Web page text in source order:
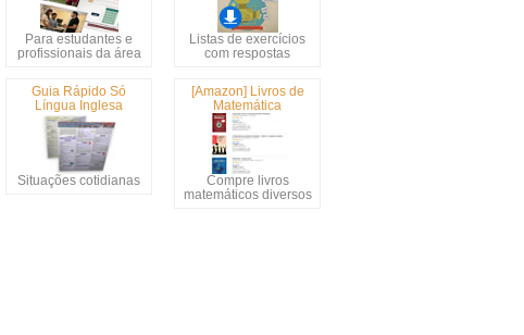
Para estudantes e
profissionais da área
Listas de exercícios
com respostas
Guia Rápido Só
Língua Inglesa
Situações cotidianas
[Amazon] Livros de
Matemática
Compre livros
matemáticos diversos